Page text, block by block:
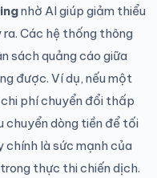
nhờ AI giúp giảm thiểu
Các hệ thống thông
sách quảng cáo giữa
được. Ví dụ, nếu một
phí chuyển đổi thấp
chuyển dòng tiền để tối
chính là sức mạnh của
thực thi chiến dịch.